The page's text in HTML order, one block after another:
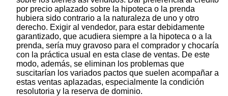
por precio aplazado sobre la hipoteca o la prenda
hubiera sido contrario a la naturaleza de uno y otro
derecho. Exigir al vendedor, para estar debidamente
garantizado, que acudiera siempre a la hipoteca o a la
prenda, sería muy gravoso para el comprador y chocaría
con la práctica usual en esta clase de ventas. De este
modo, además, se eliminan los problemas que
suscitarían los variados pactos que suelen acompañar a
estas ventas aplazadas, especialmente la condición
resolutoria y la reserva de dominio.